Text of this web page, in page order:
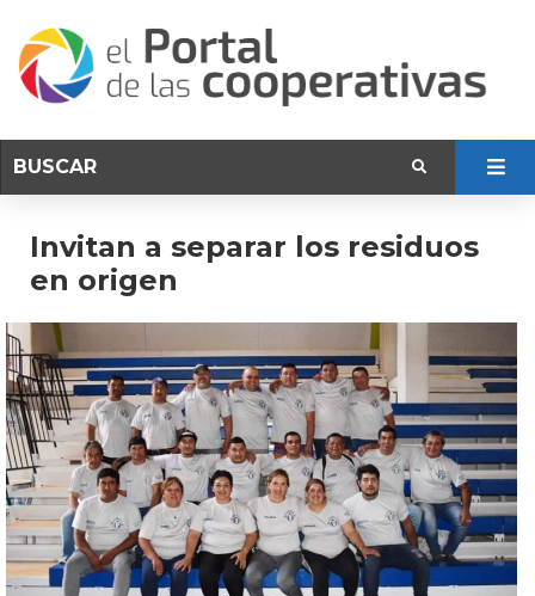
Invitan a separar los residuos
en origen